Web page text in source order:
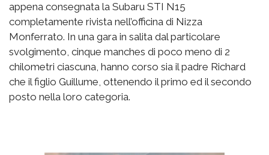
appena consegnata la Subaru STI N15
completamente rivista nell’officina di Nizza
Monferrato. In una gara in salita dal particolare
svolgimento, cinque manches di poco meno di 2
chilometri ciascuna, hanno corso sia il padre Richard
che il figlio Guillume, ottenendo il primo ed il secondo
posto nella loro categoria.